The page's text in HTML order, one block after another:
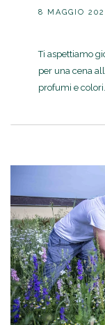
8 MAGGIO
Ti aspettiamo
per una cena
profumi e colori.